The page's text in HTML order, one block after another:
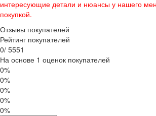
интересующие детали и нюансы у нашего
покупкой.
Отзывы покупателей
Рейтинг покупателей
0/ 5551
На основе 1 оценок покупателей
0%
0%
0%
0%
0%